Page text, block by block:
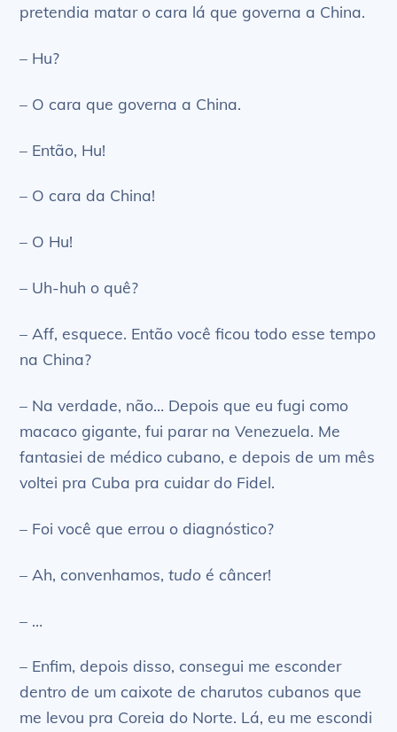
pretendia matar o cara lá que governa a China.
– Hu?
– O cara que governa a China.
– Então, Hu!
– O cara da China!
– O Hu!
– Uh-huh o quê?
– Aff, esquece. Então você ficou todo esse tempo
na China?
– Na verdade, não… Depois que eu fugi como
macaco gigante, fui parar na Venezuela. Me
fantasiei de médico cubano, e depois de um mês
voltei pra Cuba pra cuidar do Fidel.
– Foi você que errou o diagnóstico?
– Ah, convenhamos,tudo é câncer!
– …
– Enfim, depois disso, consegui me esconder
dentro de um caixote de charutos cubanos que
me levou pra Coreia do Norte. Lá, eu me escondi